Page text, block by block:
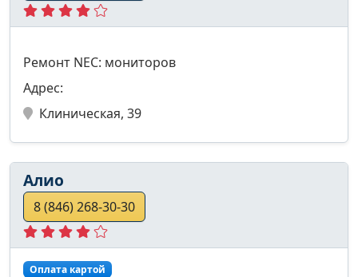
Ремонт NEC: мониторов
Адрес:
Клиническая, 39
Алио
8 (846) 268-30-30
Оплата картой